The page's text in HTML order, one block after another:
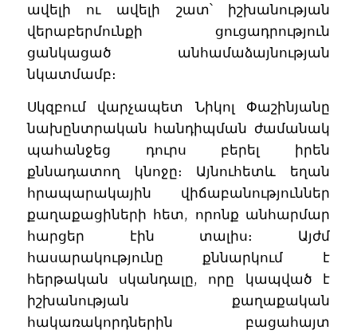
ավելի ու ավելի շատ՝ իշխանության
վերաբերմունքի ցուցադրություն
ցանկացած անհամաձայնության
նկատմամբ։
Սկզբում վարչապետ Նիկոլ Փաշինյանը
նախընտրական հանդիպման ժամանակ
պահանջեց դուրս բերել իրեն
քննադատող կնոջը։ Այնուհետև եղան
հրապարակային վիճաբանություններ
քաղաքացիների հետ, որոնք անհարմար
հարցեր էին տալիս։ Այժմ
հասարակությունը քննարկում է
հերթական սկանդալը, որը կապված է
իշխանության քաղաքական
հակառակորդներին բացահայտ